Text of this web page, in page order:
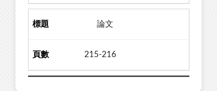
論文
215-216